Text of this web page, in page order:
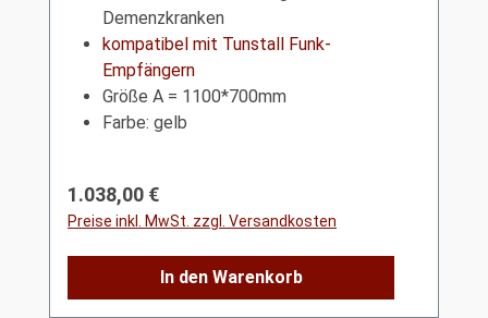
Demenzkranken
kompatibel mit Tunstall Funk-
Empfängern
Größe A = 1100*700mm
Farbe: gelb
Regulärer Preis:
1.038,00 €
Preise inkl. MwSt. zzgl. Versandkosten
In den Warenkorb